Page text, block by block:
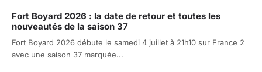
Fort Boyard 2026 : la date de retour et toutes les
nouveautés de la saison 37
Fort Boyard 2026 débute le samedi 4 juillet à 21h10 sur France 2
avec une saison 37 marquée...